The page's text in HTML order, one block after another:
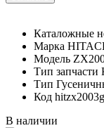
Каталожные
Марка
Модель
Тип запчасти
Тип
Код
В наличии